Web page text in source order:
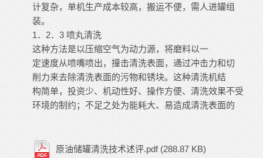
计复杂，单机生产成本较高，搬运不便，需人进罐组
装。
1．2．3 喷丸清洗
这种方法是以压缩空气为动力源，将磨料以一
定速度从喷嘴喷出，撞击清洗表面，通过冲击力和切
削力来去除清洗表面的污物和锈块。这种清洗机结
构简单，投资少、机动性好、操作方便、清洗效果不受
环境的制约；不足之处为能耗大、易造成清洗表面的
原油储罐清洗技术述评.pdf (288.87 KB)